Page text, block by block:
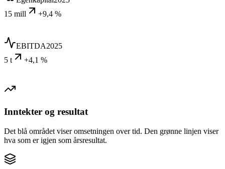
15 mill
+9,4 %
EBITDA2025
5 t
+4,1 %
Inntekter og resultat
Det blå området viser omsetningen over tid. Den grønne linjen viser
hva som er igjen som årsresultat.